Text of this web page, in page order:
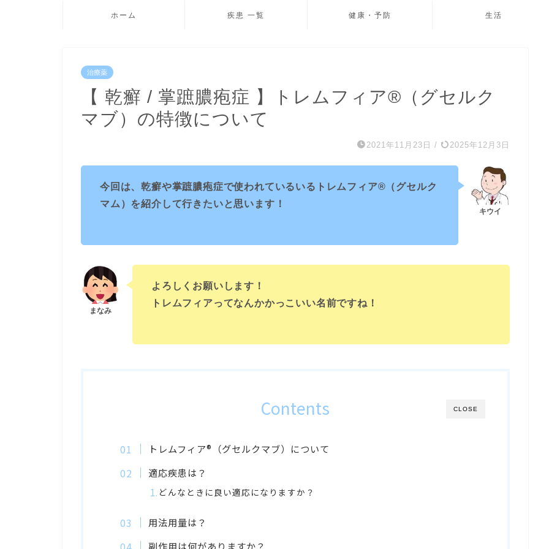
ホーム 疾患 一覧 健康・予防 生活
治療薬
【 乾癬 / 掌蹠膿疱症 】トレムフィア®︎（グセルク
マブ）の特徴について
2021年11月23日 / 2025年12月3日
今回は、乾癬や掌蹠膿疱症で使われているいるトレムフィア®︎（グセルク
マム）を紹介して行きたいと思います！
よろしくお願いします！
トレムフィアってなんかかっこいい名前ですね！
CLOSE
Contents
トレムフィア®︎（グセルクマブ）について
適応疾患は？
どんなときに良い適応になりますか？
用法用量は？
副作用は何がありますか？